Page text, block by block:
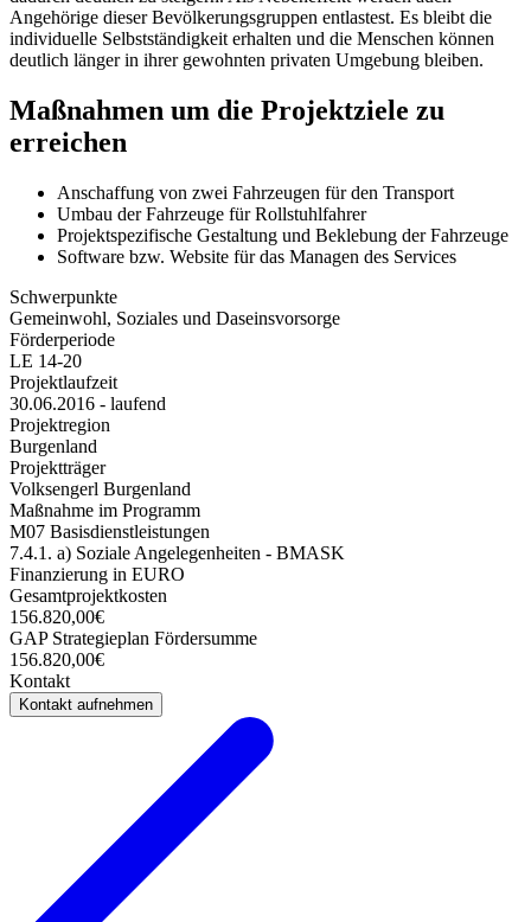
Angehörige dieser Bevölkerungsgruppen entlastest. Es bleibt die
individuelle Selbstständigkeit erhalten und die Menschen können
deutlich länger in ihrer gewohnten privaten Umgebung bleiben.
Maßnahmen um die Projektziele zu
erreichen
Anschaffung von zwei Fahrzeugen für den Transport
Umbau der Fahrzeuge für Rollstuhlfahrer
Projektspezifische Gestaltung und Beklebung der Fahrzeuge
Software bzw. Website für das Managen des Services
Schwerpunkte
Gemeinwohl, Soziales und Daseinsvorsorge
Förderperiode
LE 14-20
Projektlaufzeit
30.06.2016 - laufend
Projektregion
Burgenland
Projektträger
Volksengerl Burgenland
Maßnahme im Programm
M07 Basisdienstleistungen
7.4.1. a) Soziale Angelegenheiten - BMASK
Finanzierung in EURO
Gesamtprojektkosten
156.820,00€
GAP Strategieplan Fördersumme
156.820,00€
Kontakt
Kontakt aufnehmen